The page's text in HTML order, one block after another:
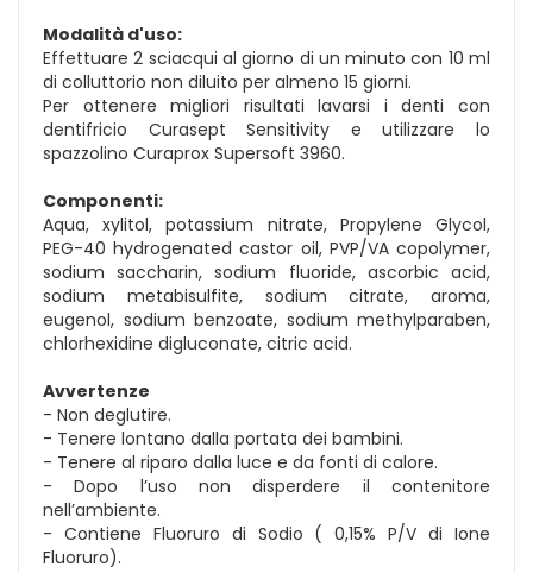
Modalità d'uso:
Effettuare 2 sciacqui al giorno di un minuto con 10 ml
di colluttorio non diluito per almeno 15 giorni.
Per ottenere migliori risultati lavarsi i denti con
dentifricio Curasept Sensitivity e utilizzare lo
spazzolino Curaprox Supersoft 3960.
Componenti:
Aqua, xylitol, potassium nitrate, Propylene Glycol,
PEG-40 hydrogenated castor oil, PVP/VA copolymer,
sodium saccharin, sodium fluoride, ascorbic acid,
sodium metabisulfite, sodium citrate, aroma,
eugenol, sodium benzoate, sodium methylparaben,
chlorhexidine digluconate, citric acid.
Avvertenze
- Non deglutire.
- Tenere lontano dalla portata dei bambini.
- Tenere al riparo dalla luce e da fonti di calore.
- Dopo l’uso non disperdere il contenitore
nell’ambiente.
- Contiene Fluoruro di Sodio ( 0,15% P/V di Ione
Fluoruro).